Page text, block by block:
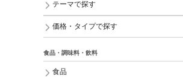
テーマで探す
価格・タイプで探す
食品・調味料・飲料
食品